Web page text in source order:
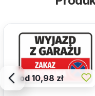
od 10,98 zł